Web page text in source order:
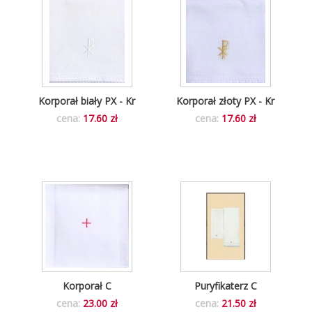
Korporał złoty PX - Kr
cena: 17.60 zł
Korporał biały PX - Kr
cena: 17.60 zł
Puryfikaterz C
cena: 21.50 zł
Korporał C
cena: 23.00 zł